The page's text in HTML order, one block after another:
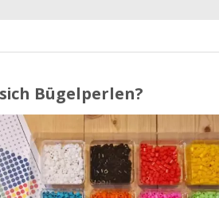
Bügelperlen?